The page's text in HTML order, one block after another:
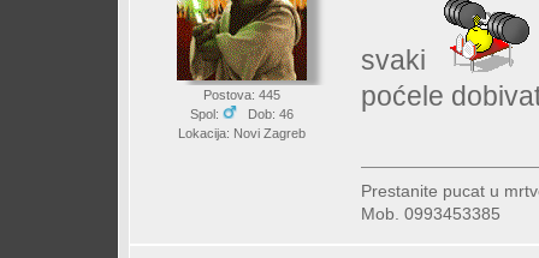
Postova: 445
Spol:
Dob: 46
Lokacija: Novi Zagreb
svaki
poćele
Prestanite pucat u
Mob. 0993453385